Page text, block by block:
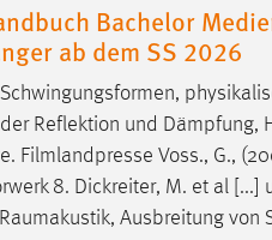
Bachelor
ab dem SS 2026
Reflektion und Dämpfung,
Filmlandpresse Voss., G.,
8. Dickreiter, M. et al
Raumakustik, Ausbreitung von
_pk_ref, _pk_cvar, _pk_id, _pk_ses
Zugriffsstatistik
Max. 13 Monate